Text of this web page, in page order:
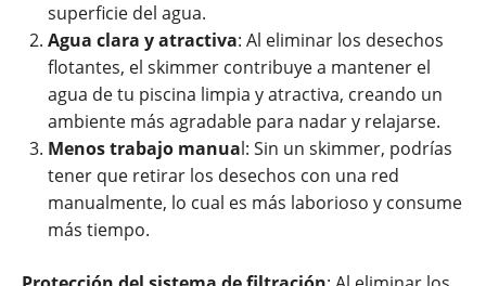
superficie del agua.
Agua clara y atractiva: Al eliminar los desechos
flotantes, el skimmer contribuye a mantener el
agua de tu piscina limpia y atractiva, creando un
ambiente más agradable para nadar y relajarse.
Menos trabajo manual: Sin un skimmer, podrías
tener que retirar los desechos con una red
manualmente, lo cual es más laborioso y consume
más tiempo.